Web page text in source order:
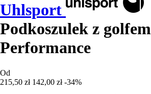
Uhlsport
Podkoszulek z golfem
Performance
Od
215,50 zł 142,00 zł -34%